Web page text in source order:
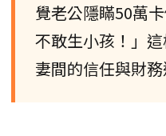
覺老公隱瞞50萬
不敢生小孩！」
妻間的信任與財